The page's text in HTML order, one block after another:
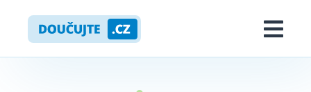
content
Doučujte.cz